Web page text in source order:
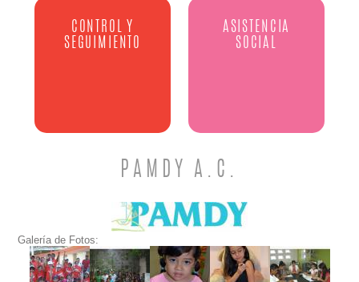
CONTROL Y
SEGUIMIENTO
ASISTENCIA
SOCIAL
PAMDY A.C.
Galería de Fotos: